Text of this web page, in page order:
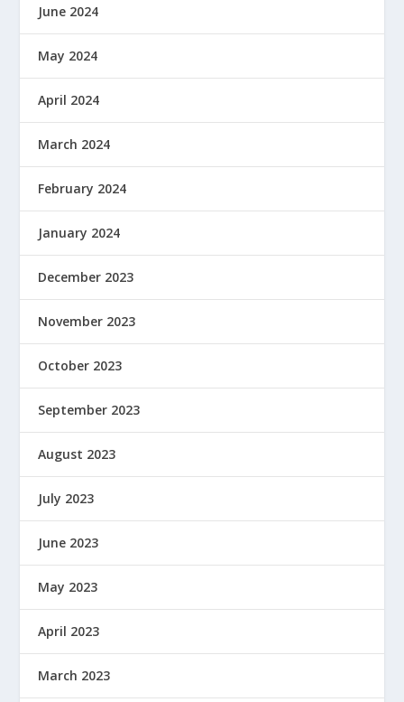
June 2024
May 2024
April 2024
March 2024
February 2024
January 2024
December 2023
November 2023
October 2023
September 2023
August 2023
July 2023
June 2023
May 2023
April 2023
March 2023